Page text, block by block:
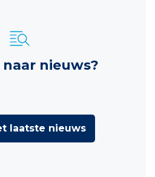
naar nieuws?
laatste nieuws